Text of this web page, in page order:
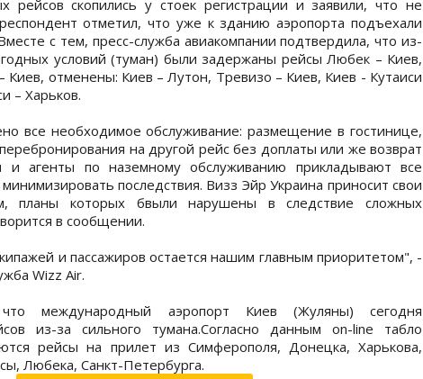
рейсов скопились у стоек регистрации и заявили, что не
отметил, что уже к зданию аэропорта подъехали
с тем, пресс-служба авиакомпании подтвердила, что из-
условий (туман) были задержаны рейсы Любек – Киев,
Киев, отменены: Киев – Лутон, Тревизо – Киев, Киев - Кутаиси
– Харьков.
все необходимое обслуживание: размещение в гостинице,
на другой рейс без доплаты или же возврат
и агенты по наземному обслуживанию прикладывают все
последствия. Визз Эйр Украина приносит свои
планы которых бвыли нарушены в следствие сложных
в сообщении.
и пассажиров остается нашим главным приоритетом", -
Wizz Air.
международный аэропорт Киев (Жуляны) сегодня
из-за сильного тумана.Согласно данным on-line табло
рейсы на прилет из Симферополя, Донецка, Харькова,
Любека, Санкт-Петербурга.